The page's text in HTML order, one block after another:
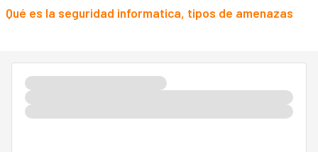
Qué es la seguridad informatica, tipos de amenazas